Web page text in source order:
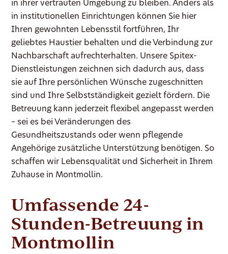
in ihrer vertrauten Umgebung zu bleiben. Anders als
in institutionellen Einrichtungen können Sie hier
Ihren gewohnten Lebensstil fortführen, Ihr
geliebtes Haustier behalten und die Verbindung zur
Nachbarschaft aufrechterhalten. Unsere Spitex-
Dienstleistungen zeichnen sich dadurch aus, dass
sie auf Ihre persönlichen Wünsche zugeschnitten
sind und Ihre Selbstständigkeit gezielt fördern. Die
Betreuung kann jederzeit flexibel angepasst werden
– sei es bei Veränderungen des
Gesundheitszustands oder wenn pflegende
Angehörige zusätzliche Unterstützung benötigen. So
schaffen wir Lebensqualität und Sicherheit in Ihrem
Zuhause in Montmollin.
Umfassende 24-
Stunden-Betreuung in
Montmollin